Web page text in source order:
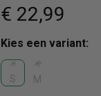
€ 22,99
Kies een variant:
S M